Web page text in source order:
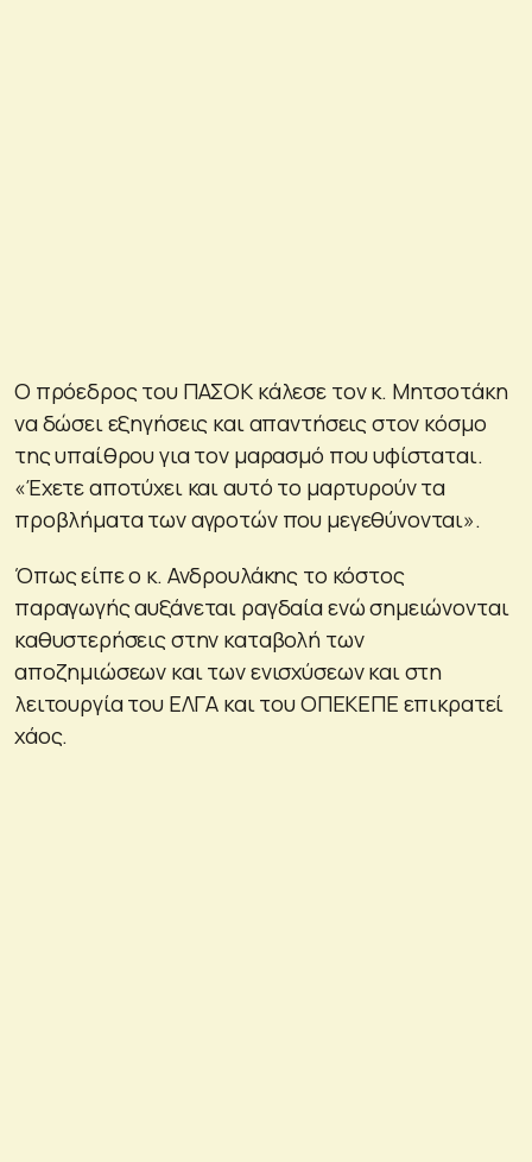
Ο πρόεδρος του ΠΑΣΟΚ κάλεσε τον κ. Μητσοτάκη
να δώσει εξηγήσεις και απαντήσεις στον κόσμο
της υπαίθρου για τον μαρασμό που υφίσταται.
«Έχετε αποτύχει και αυτό το μαρτυρούν τα
προβλήματα των αγροτών που μεγεθύνονται».
Όπως είπε ο κ. Ανδρουλάκης το κόστος
παραγωγής αυξάνεται ραγδαία ενώ σημειώνονται
καθυστερήσεις στην καταβολή των
αποζημιώσεων και των ενισχύσεων και στη
λειτουργία του ΕΛΓΑ και του ΟΠΕΚΕΠΕ επικρατεί
χάος.